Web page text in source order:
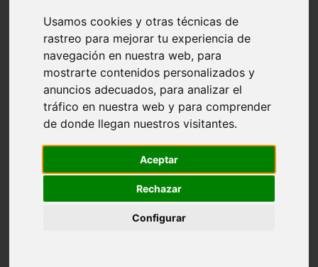
Usamos cookies y otras técnicas de
rastreo para mejorar tu experiencia de
navegación en nuestra web, para
mostrarte contenidos personalizados y
anuncios adecuados, para analizar el
tráfico en nuestra web y para comprender
de donde llegan nuestros visitantes.
Aceptar
Rechazar
Configurar
Granada - monachil
Huesca - isábena
Huesca - alquézar
Huesca - castejón-de-sos
Sevilla - marinaleda
Córdoba - almedinilla
Navarra - zangoza
Cantabria - arenas-de-iguña
Barcelona - la-pobla-de-lillet
Las-palmas - yaiza
Valladolid - fuensaldaña